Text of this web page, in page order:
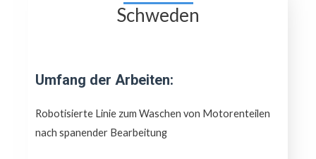
Schweden
Umfang der Arbeiten:
Robotisierte Linie zum Waschen von Motorenteilen
nach spanender Bearbeitung